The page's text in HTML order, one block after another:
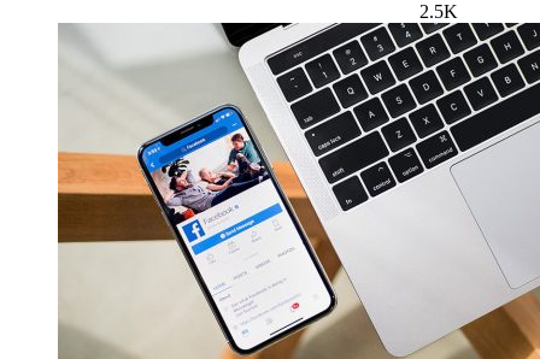
2.5K